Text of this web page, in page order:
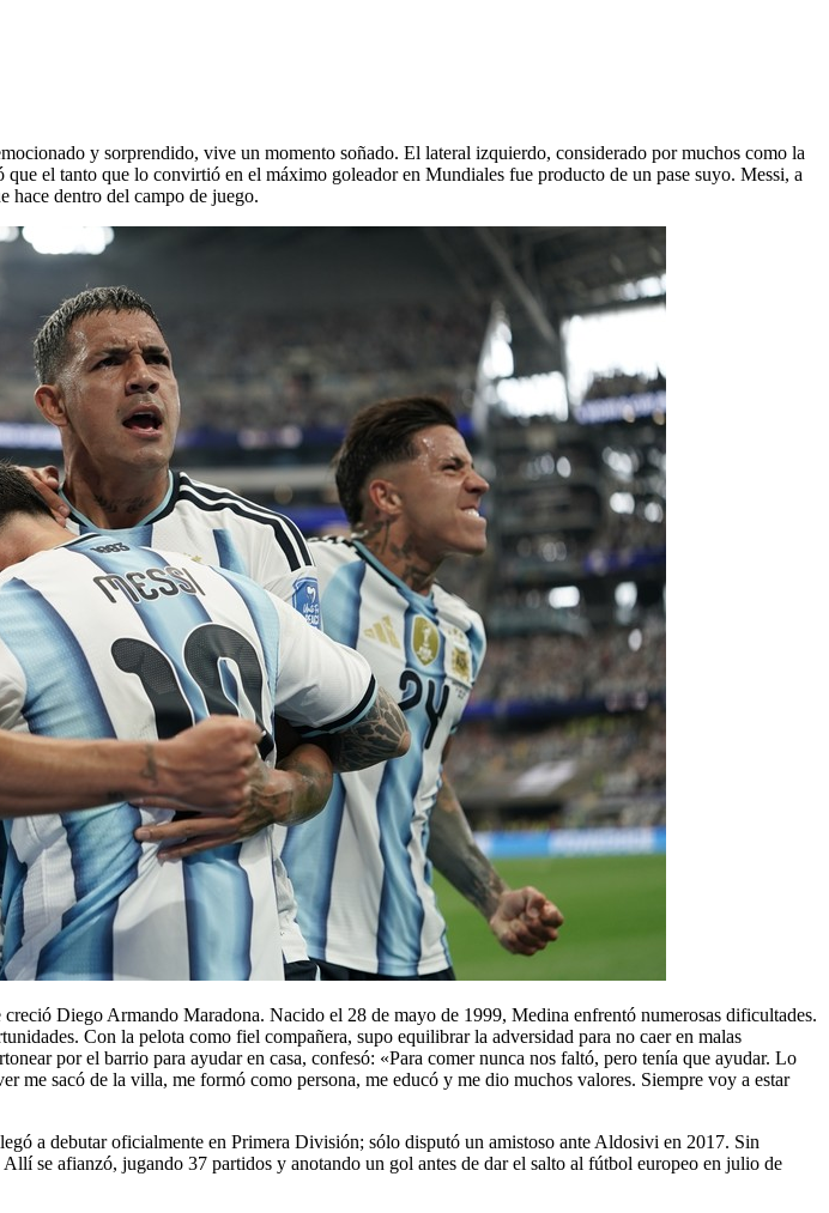
y sorprendido, vive un momento soñado. El lateral izquierdo, considerado por muchos como la
el tanto que lo convirtió en el máximo goleador en Mundiales fue producto de un pase suyo. Messi, a
hace dentro del campo de juego.
Diego Armando Maradona. Nacido el 28 de mayo de 1999, Medina enfrentó numerosas dificultades.
Con la pelota como fiel compañera, supo equilibrar la adversidad para no caer en malas
por el barrio para ayudar en casa, confesó: «Para comer nunca nos faltó, pero tenía que ayudar. Lo
me sacó de la villa, me formó como persona, me educó y me dio muchos valores. Siempre voy a estar
a debutar oficialmente en Primera División; sólo disputó un amistoso ante Aldosivi en 2017. Sin
se afianzó, jugando 37 partidos y anotando un gol antes de dar el salto al fútbol europeo en julio de